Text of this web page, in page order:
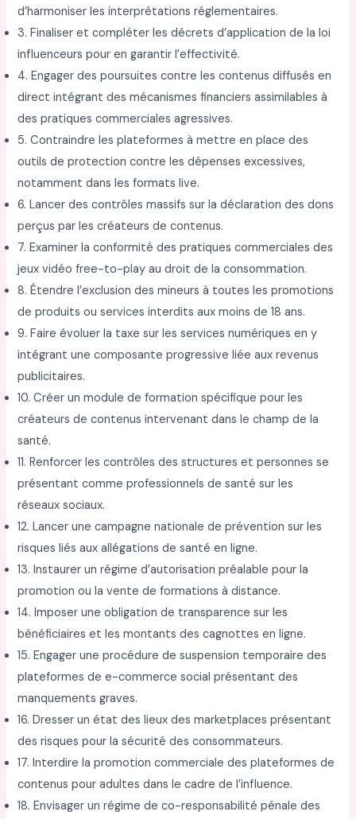
d’harmoniser les interprétations réglementaires.
3. Finaliser et compléter les décrets d’application de la loi
influenceurs pour en garantir l’effectivité.
4. Engager des poursuites contre les contenus diffusés en
direct intégrant des mécanismes financiers assimilables à
des pratiques commerciales agressives.
5. Contraindre les plateformes à mettre en place des
outils de protection contre les dépenses excessives,
notamment dans les formats live.
6. Lancer des contrôles massifs sur la déclaration des dons
perçus par les créateurs de contenus.
7. Examiner la conformité des pratiques commerciales des
jeux vidéo free-to-play au droit de la consommation.
8. Étendre l’exclusion des mineurs à toutes les promotions
de produits ou services interdits aux moins de 18 ans.
9. Faire évoluer la taxe sur les services numériques en y
intégrant une composante progressive liée aux revenus
publicitaires.
10. Créer un module de formation spécifique pour les
créateurs de contenus intervenant dans le champ de la
santé.
11. Renforcer les contrôles des structures et personnes se
présentant comme professionnels de santé sur les
réseaux sociaux.
12. Lancer une campagne nationale de prévention sur les
risques liés aux allégations de santé en ligne.
13. Instaurer un régime d’autorisation préalable pour la
promotion ou la vente de formations à distance.
14. Imposer une obligation de transparence sur les
bénéficiaires et les montants des cagnottes en ligne.
15. Engager une procédure de suspension temporaire des
plateformes de e-commerce social présentant des
manquements graves.
16. Dresser un état des lieux des marketplaces présentant
des risques pour la sécurité des consommateurs.
17. Interdire la promotion commerciale des plateformes de
contenus pour adultes dans le cadre de l’influence.
18. Envisager un régime de co-responsabilité pénale des